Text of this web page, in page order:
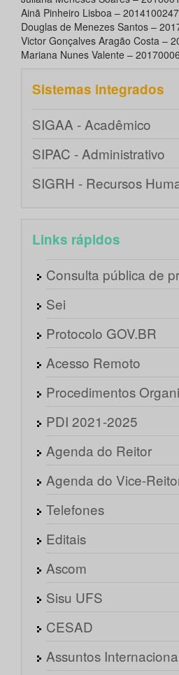
Ainã Pinheiro Lisboa –
Douglas de Menezes Santos –
Victor Gonçalves Aragão Costa –
Mariana Nunes Valente –
Sistemas integrados
SIGAA - Acadêmico
SIPAC - Administrativo
SIGRH - Recursos
Links rápidos
Consulta pública de
Sei
Protocolo GOV.BR
Acesso Remoto
Procedimentos
PDI 2021-2025
Agenda do Reitor
Agenda do Vice-
Telefones
Editais
Ascom
Sisu UFS
CESAD
Assuntos